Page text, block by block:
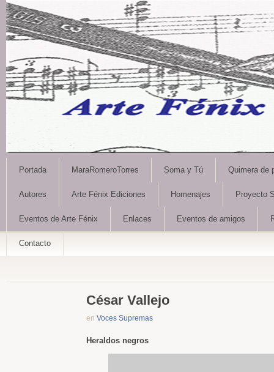
Portada MaraRomeroTorres Soma y Tú Quimera de
Autores Arte Fénix Ediciones Homenajes Proyecto
Eventos de Arte Fénix Enlaces Eventos de amigos
Contacto
César Vallejo
en Voces Supremas
Heraldos negros